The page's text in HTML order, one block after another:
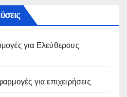
για Ελεύθερους
για επιχειρήσεις